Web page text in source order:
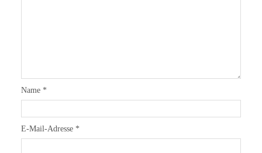
Name *
E-Mail-Adresse *